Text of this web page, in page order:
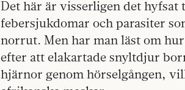
Det här är visserligen det
febersjukdomar och parasiter
norrut. Men har man läst om
efter att elakartade snyltdjur
hjärnor genom hörselgången,